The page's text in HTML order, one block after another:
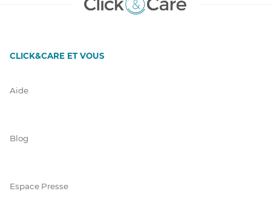
CLICK&CARE ET VOUS
Aide
Blog
Espace Presse